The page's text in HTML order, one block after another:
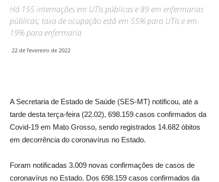
Há 155 internações em UTIs públicas e 89 em enfermarias
públicas; taxa de ocupação está em 55% para UTIs e em
19% para enfermaria
22 de fevereiro de 2022
A Secretaria de Estado de Saúde (SES-MT) notificou, até a
tarde desta terça-feira (22.02), 698.159 casos confirmados da
Covid-19 em Mato Grosso, sendo registrados 14.682 óbitos
em decorrência do coronavírus no Estado.
Foram notificadas 3.009 novas confirmações de casos de
coronavírus no Estado. Dos 698.159 casos confirmados da